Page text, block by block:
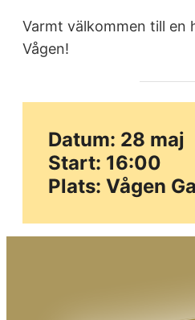
Varmt välkommen till en
Vågen!
Datum: 28 maj
Start: 16:00
Plats: Vågen